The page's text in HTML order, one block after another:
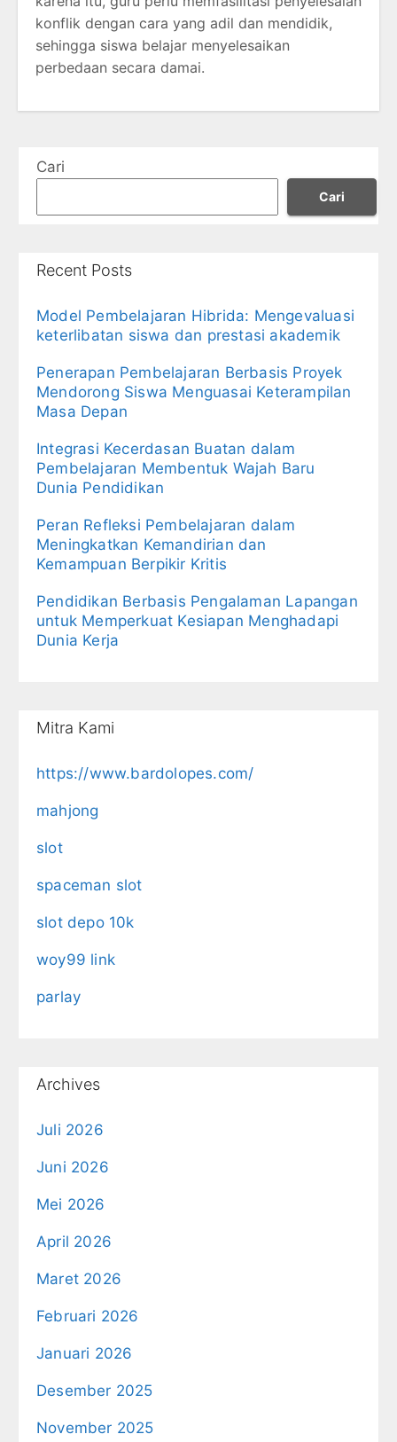
konflik dengan cara yang adil dan mendidik,
sehingga siswa belajar menyelesaikan
perbedaan secara damai.
Cari
Cari
Recent Posts
Model Pembelajaran Hibrida: Mengevaluasi
keterlibatan siswa dan prestasi akademik
Penerapan Pembelajaran Berbasis Proyek
Mendorong Siswa Menguasai Keterampilan
Masa Depan
Integrasi Kecerdasan Buatan dalam
Pembelajaran Membentuk Wajah Baru
Dunia Pendidikan
Peran Refleksi Pembelajaran dalam
Meningkatkan Kemandirian dan
Kemampuan Berpikir Kritis
Pendidikan Berbasis Pengalaman Lapangan
untuk Memperkuat Kesiapan Menghadapi
Dunia Kerja
Mitra Kami
https://www.bardolopes.com/
mahjong
slot
spaceman slot
slot depo 10k
woy99 link
parlay
Archives
Juli 2026
Juni 2026
Mei 2026
April 2026
Maret 2026
Februari 2026
Januari 2026
Desember 2025
November 2025